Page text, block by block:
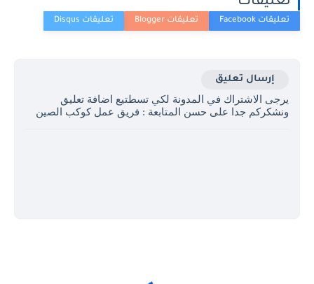
إرسال تعليق
يرجى الاشتراك في المدونة لكي تسطتيع اضافة تعليق
ونشكركم جدا على حسن المتابعة : فريق عمل كوكب الصين